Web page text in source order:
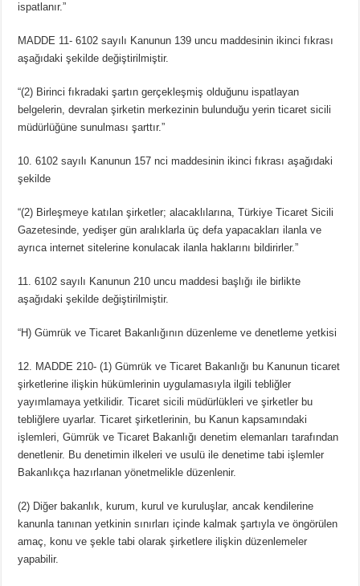
ispatlanır.”
MADDE 11- 6102 sayılı Kanunun 139 uncu maddesinin ikinci fıkrası
aşağıdaki şekilde değiştirilmiştir.
“(2) Birinci fıkradaki şartın gerçekleşmiş olduğunu ispatlayan
belgelerin, devralan şirketin merkezinin bulunduğu yerin ticaret sicili
müdürlüğüne sunulması şarttır.”
10. 6102 sayılı Kanunun 157 nci maddesinin ikinci fıkrası aşağıdaki
şekilde
“(2) Birleşmeye katılan şirketler; alacaklılarına, Türkiye Ticaret Sicili
Gazetesinde, yedişer gün aralıklarla üç defa yapacakları ilanla ve
ayrıca internet sitelerine konulacak ilanla haklarını bildirirler.”
11. 6102 sayılı Kanunun 210 uncu maddesi başlığı ile birlikte
aşağıdaki şekilde değiştirilmiştir.
“H) Gümrük ve Ticaret Bakanlığının düzenleme ve denetleme yetkisi
12. MADDE 210- (1) Gümrük ve Ticaret Bakanlığı bu Kanunun ticaret
şirketlerine ilişkin hükümlerinin uygulamasıyla ilgili tebliğler
yayımlamaya yetkilidir. Ticaret sicili müdürlükleri ve şirketler bu
tebliğlere uyarlar. Ticaret şirketlerinin, bu Kanun kapsamındaki
işlemleri, Gümrük ve Ticaret Bakanlığı denetim elemanları tarafından
denetlenir. Bu denetimin ilkeleri ve usulü ile denetime tabi işlemler
Bakanlıkça hazırlanan yönetmelikle düzenlenir.
(2) Diğer bakanlık, kurum, kurul ve kuruluşlar, ancak kendilerine
kanunla tanınan yetkinin sınırları içinde kalmak şartıyla ve öngörülen
amaç, konu ve şekle tabi olarak şirketlere ilişkin düzenlemeler
yapabilir.